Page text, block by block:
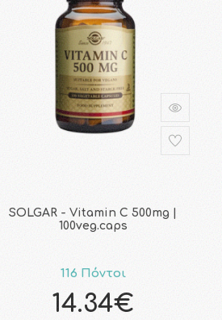
SOLGAR - Vitamin C 500mg |
100veg.caps
116 Πόντοι
14.34€